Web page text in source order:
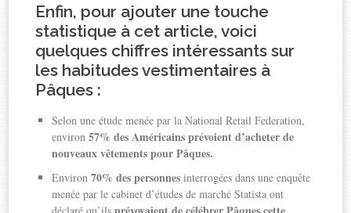
Enfin, pour ajouter une touche
statistique à cet article, voici
quelques chiffres intéressants sur
les habitudes vestimentaires à
Pâques :
Selon une étude menée par la National Retail Federation,
environ57% des Américains prévoient d’acheter de
nouveaux vêtements pour Pâques.
Environ 70% des personnes interrogées dans une enquête
menée par le cabinet d’études de marché Statista ont